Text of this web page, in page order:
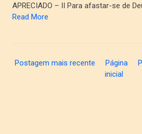
APRECIADO – II Para afastar-se de
Read More
Postagem mais recente
Página
inicial